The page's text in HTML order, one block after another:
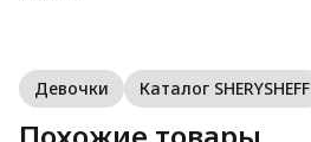
Девочки Каталог SHERYSHEFF